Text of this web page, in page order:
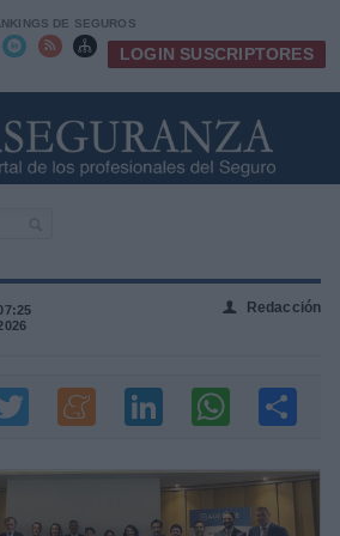
DE SEGUROS
   LOGIN SUSCRIPTORES
👤 Redacción